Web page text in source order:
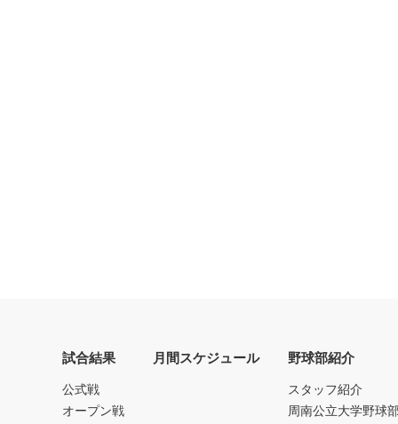
試合結果
公式戦
オープン戦
月間スケジュール 野球部紹介
スタッフ紹介
周南公立大学野球